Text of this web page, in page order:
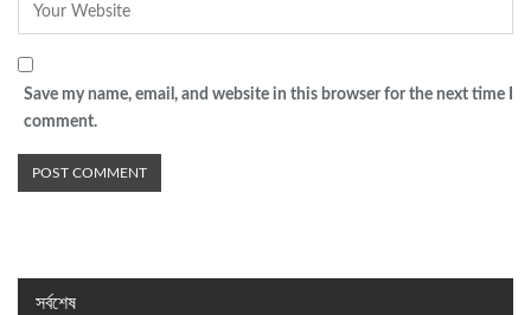
Save my name, email, and website in this browser for the next time I
comment.
সর্বশেষ